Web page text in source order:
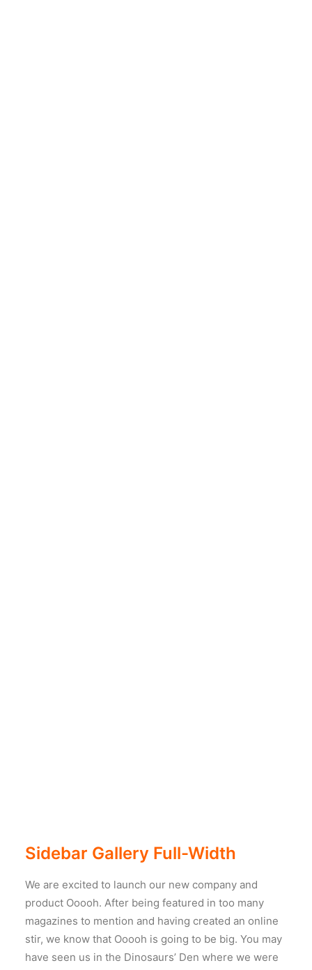
Sidebar Gallery Full-Width
We are excited to launch our new company and
product Ooooh. After being featured in too many
magazines to mention and having created an online
stir, we know that Ooooh is going to be big. You may
have seen us in the Dinosaurs’ Den where we were